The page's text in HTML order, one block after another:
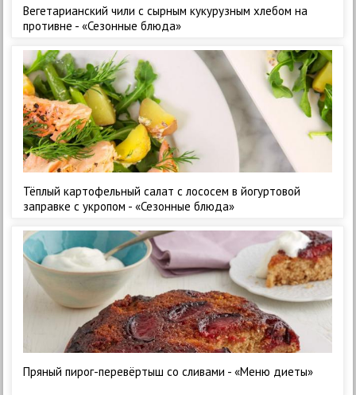
Вегетарианский чили с сырным кукурузным хлебом на
противне - «Сезонные блюда»
Тёплый картофельный салат с лососем в йогуртовой
заправке с укропом - «Сезонные блюда»
Пряный пирог-перевёртыш со сливами - «Меню диеты»